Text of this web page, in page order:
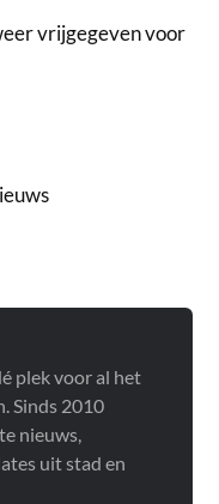
vrijgegeven voor
plek voor al het
Sinds 2010
nieuws,
uit stad en